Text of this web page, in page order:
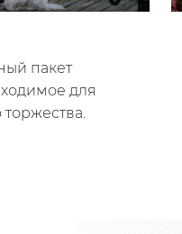
пакет
для